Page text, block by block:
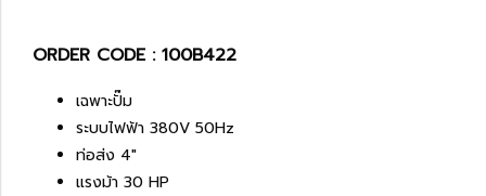
ORDER CODE : 100B422
เฉพาะปั๊ม
ระบบไฟฟ้า 380V 50Hz
ท่อส่ง 4"
แรงม้า 30 HP